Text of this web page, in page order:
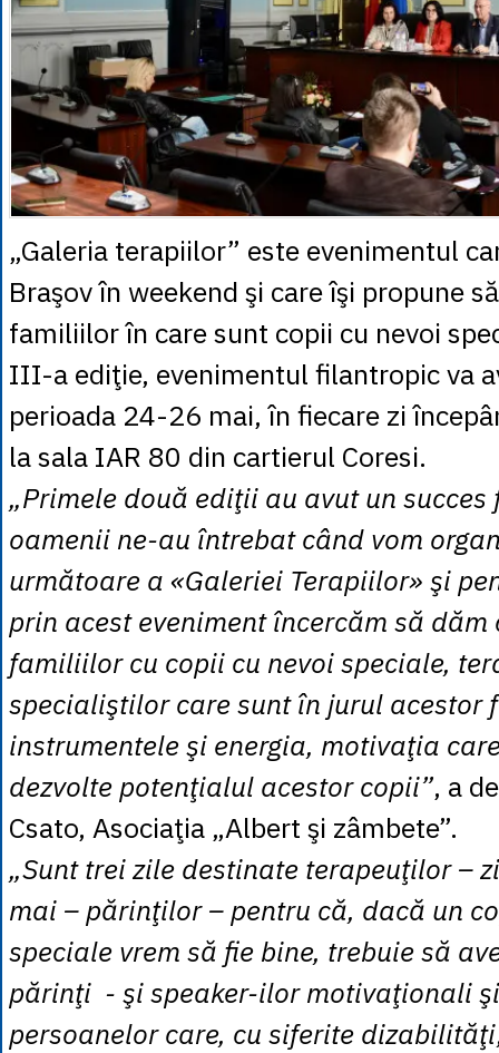
„Galeria terapiilor” este evenimentul
Braşov în weekend şi care îşi propune
familiilor în care sunt copii cu nevoi
III-a ediţie, evenimentul filantropic va
perioada 24-26 mai, în fiecare zi
la sala IAR 80 din cartierul Coresi.
„Primele două ediţii au avut un succes
oamenii ne-au întrebat când vom
următoare a «Galeriei Terapiilor» şi
prin acest eveniment încercăm să
familiilor cu copii cu nevoi speciale,
specialiştilor care sunt în jurul acestor
instrumentele şi energia, motivaţia
dezvolte potenţialul acestor copii”, a
Csato, Asociaţia „Albert şi zâmbete”.
„Sunt trei zile destinate terapeuţilor –
mai – părinţilor – pentru că, dacă un
speciale vrem să fie bine, trebuie să
părinţi - şi speaker-ilor motivaţionali
persoanelor care, cu siferite